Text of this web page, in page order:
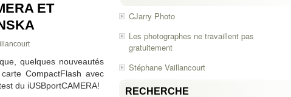
ET
quelques nouveautés
CompactFlash avec
du iUSBportCAMERA!
CJarry Photo
Les photographes ne travaillent pas
gratuitement
Stéphane Vaillancourt
RECHERCHE